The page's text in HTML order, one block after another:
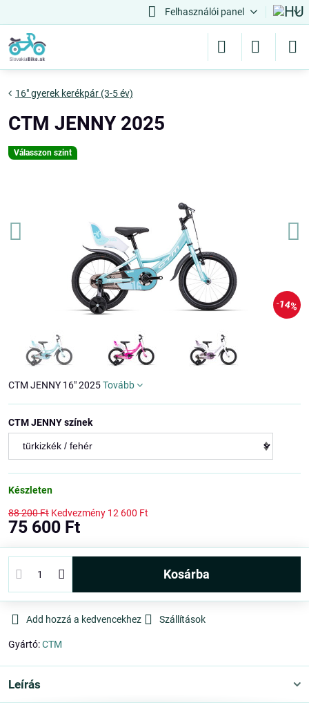
Felhasználói panel
Válasszon szint
14%
16" gyerek kerékpár (3-5 év)
CTM JENNY 2025
CTM JENNY 16" 2025Tovább
CTM JENNY színek
Készleten
88 200 Ft Kedvezmény 12 600 Ft
75 600 Ft
kosárba
Add hozzá a kedvencekhez Szállítások
Gyártó:CTM
Leírás